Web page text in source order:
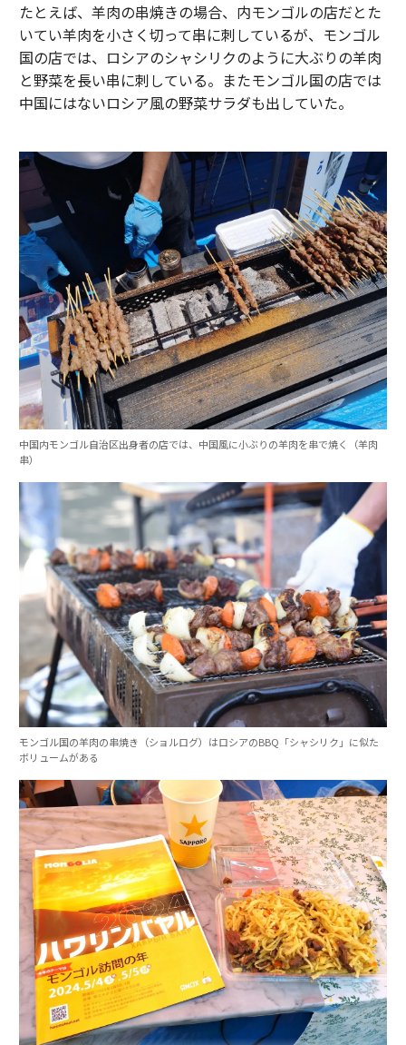
たとえば、羊肉の串焼きの場合、内モンゴルの店だとた
いてい羊肉を小さく切って串に刺しているが、モンゴル
国の店では、ロシアのシャシリクのように大ぶりの羊肉
と野菜を長い串に刺している。またモンゴル国の店では
中国にはないロシア風の野菜サラダも出していた。
中国内モンゴル自治区出身者の店では、中国風に小ぶりの羊肉を串で焼く（羊肉
串）
モンゴル国の羊肉の串焼き（ショルログ）はロシアのBBQ「シャシリク」に似た
ボリュームがある